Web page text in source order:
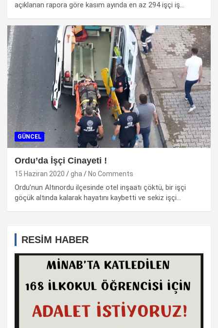
açıklanan rapora göre kasım ayında en az 294 işçi iş…
GÜNCEL
Ordu’da İşçi Cinayeti !
15 Haziran 2020 gha No Comments
Ordu’nun Altınordu ilçesinde otel inşaatı çöktü, bir işçi
göçük altında kalarak hayatını kaybetti ve sekiz işçi…
RESİM HABER